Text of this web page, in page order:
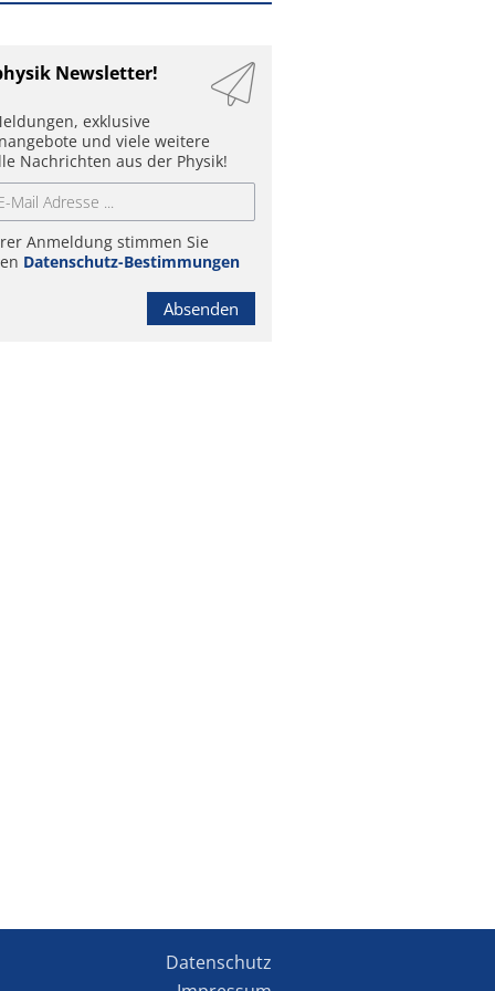
Newsletter!
exklusive
und viele weitere
Nachrichten aus der Physik!
Anmeldung stimmen Sie
Datenschutz-Bestimmungen
Absenden
Datenschutz